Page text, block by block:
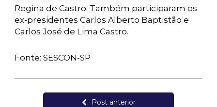
Regina de Castro. Também participaram os
ex-presidentes Carlos Alberto Baptistão e
Carlos José de Lima Castro.
Fonte: SESCON-SP
Post anterior